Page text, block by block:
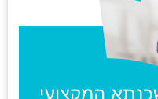
המקצועי